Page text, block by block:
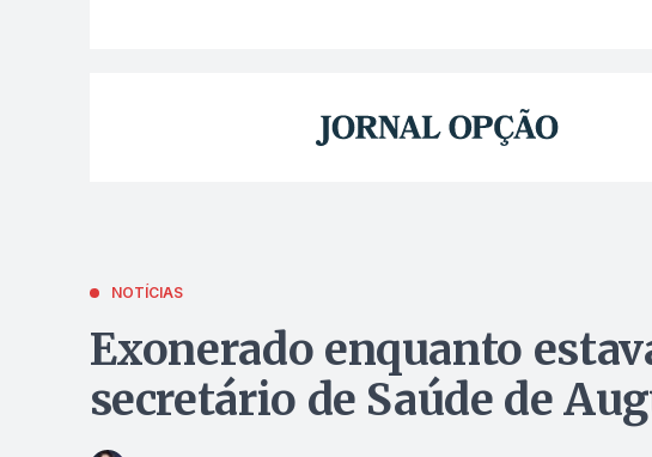
NOTÍCIAS
Exonerado enquanto
secretário de Saúde de